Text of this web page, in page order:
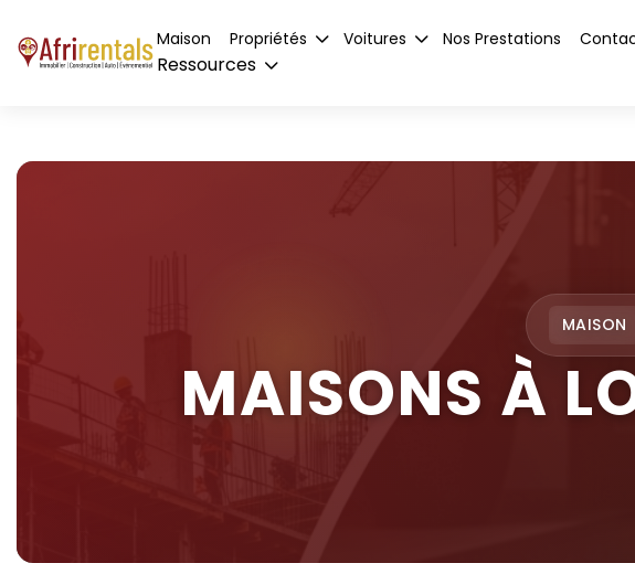
Maison Propriétés Voitures Nos Prestations
Ressources
MAISON
MAISONS À